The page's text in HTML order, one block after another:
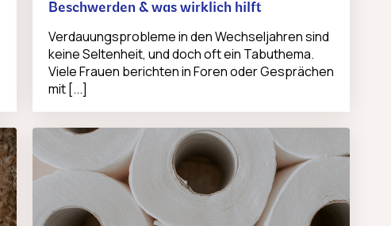
Beschwerden & was wirklich hilft
Verdauungsprobleme in den Wechseljahren sind
keine Seltenheit, und doch oft ein Tabuthema.
Viele Frauen berichten in Foren oder Gesprächen
mit [...]